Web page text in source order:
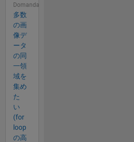
Domanda
多数
の画
像デ
ータ
の同
一領
域を
集め
た
い
(for
loop
の高